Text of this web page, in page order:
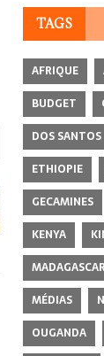
TAGS
AFRIQUE
BUDGET
DOS SANTOS
ETHIOPIE
GECAMINES
KENYA
MADAGASCAR
MÉDIAS
OUGANDA